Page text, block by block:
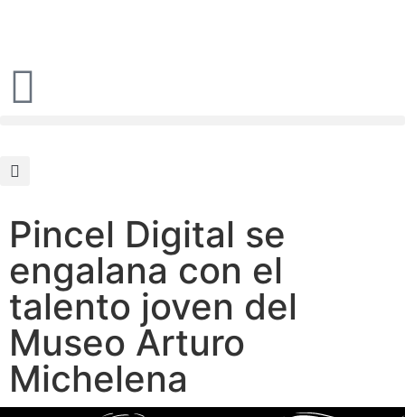
Pincel Digital se
engalana con el
talento joven del
Museo Arturo
Michelena